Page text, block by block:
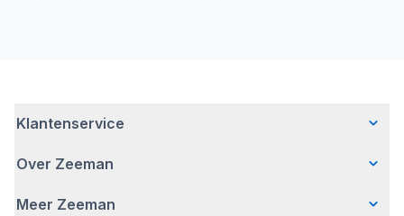
Klantenservice
Veelgestelde vragen
Bezorgen
Over Zeeman
Wie wij zijn
Meer Zeeman